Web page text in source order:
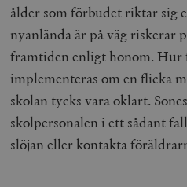
ålder som förbudet riktar sig
nyanlända är på väg riskerar
framtiden enligt honom. Hur
implementeras om en flicka
skolan tycks vara oklart.
skolpersonalen i ett sådant
slöjan eller kontakta